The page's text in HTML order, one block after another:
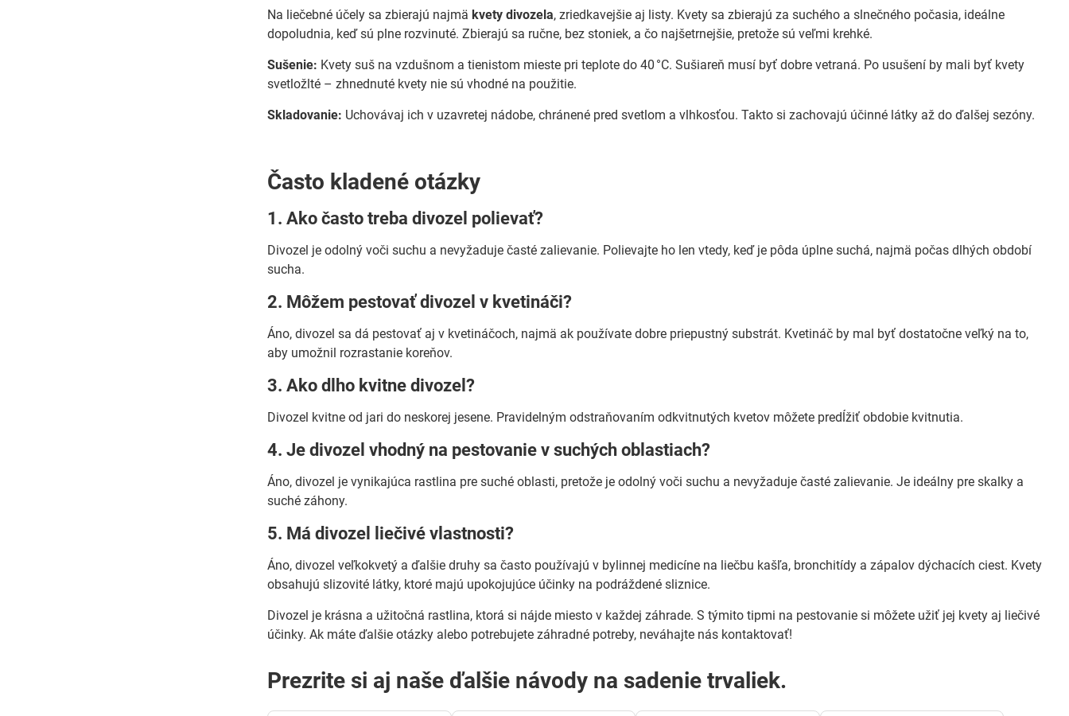
Na liečebné účely sa zbierajú najmäkvety divozela, zriedkavejšie aj listy. Kvety sa zbierajú za suchého a slnečného počasia, ideálne
dopoludnia, keď sú plne rozvinuté. Zbierajú sa ručne, bez stoniek, a čo najšetrnejšie, pretože sú veľmi krehké.
Sušenie: Kvety suš na vzdušnom a tienistom mieste pri teplote do 40 °C. Sušiareň musí byť dobre vetraná. Po usušení by mali byť kvety
svetložlté – zhnednuté kvety nie sú vhodné na použitie.
Skladovanie: Uchovávaj ich v uzavretej nádobe, chránené pred svetlom a vlhkosťou. Takto si zachovajú účinné látky až do ďalšej sezóny.
Často kladené otázky
1. Ako často treba divozel polievať?
Divozel je odolný voči suchu a nevyžaduje časté zalievanie. Polievajte ho len vtedy, keď je pôda úplne suchá, najmä počas dlhých období
sucha.
2. Môžem pestovať divozel v kvetináči?
Áno, divozel sa dá pestovať aj v kvetináčoch, najmä ak používate dobre priepustný substrát. Kvetináč by mal byť dostatočne veľký na to,
aby umožnil rozrastanie koreňov.
3. Ako dlho kvitne divozel?
Divozel kvitne od jari do neskorej jesene. Pravidelným odstraňovaním odkvitnutých kvetov môžete predĺžiť obdobie kvitnutia.
4. Je divozel vhodný na pestovanie v suchých oblastiach?
Áno, divozel je vynikajúca rastlina pre suché oblasti, pretože je odolný voči suchu a nevyžaduje časté zalievanie. Je ideálny pre skalky a
suché záhony.
5. Má divozel liečivé vlastnosti?
Áno, divozel veľkokvetý a ďalšie druhy sa často používajú v bylinnej medicíne na liečbu kašľa, bronchitídy a zápalov dýchacích ciest. Kvety
obsahujú slizovité látky, ktoré majú upokojujúce účinky na podráždené sliznice.
Divozel je krásna a užitočná rastlina, ktorá si nájde miesto v každej záhrade. S týmito tipmi na pestovanie si môžete užiť jej kvety aj liečivé
účinky. Ak máte ďalšie otázky alebo potrebujete záhradné potreby, neváhajte nás kontaktovať!
Prezrite si aj naše ďalšie návody na sadenie trvaliek.